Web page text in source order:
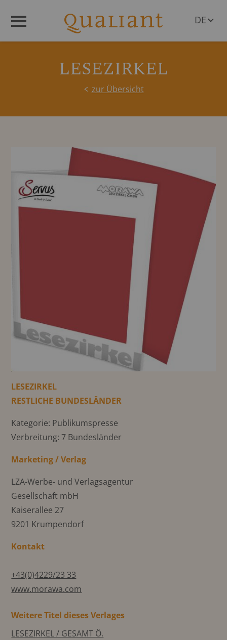
DE
LESEZIRKEL
zur Übersicht
LESEZIRKEL
RESTLICHE BUNDESLÄNDER
Kategorie: Publikumspresse
Verbreitung: 7 Bundesländer
Marketing / Verlag
LZA-Werbe- und Verlagsagentur
Gesellschaft mbH
Kaiserallee 27
9201 Krumpendorf
Kontakt
+43(0)4229/23 33
www.morawa.com
Weitere Titel dieses Verlages
LESEZIRKEL / GESAMT Ö.